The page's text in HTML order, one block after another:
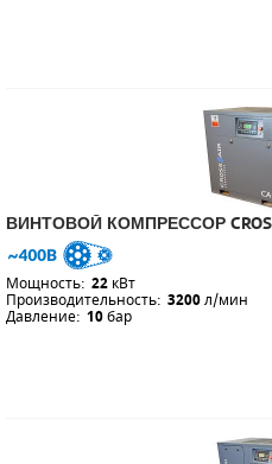
ВИНТОВОЙ КОМПРЕССОР
Мощность: 22 кВт
Производительность: 3200л/мин
Давление: 10бар